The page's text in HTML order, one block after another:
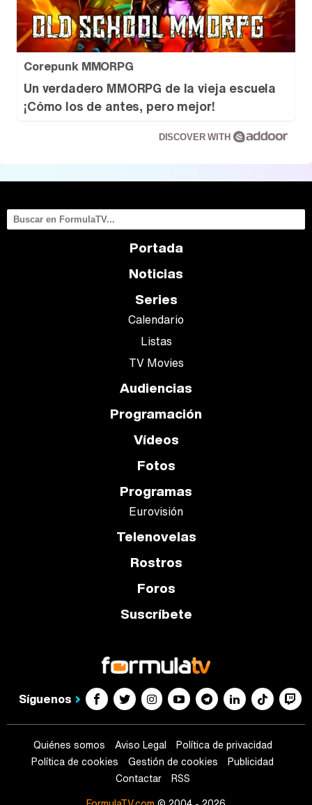
Corepunk MMORPG
Un verdadero MMORPG de la vieja escuela
¡Cómo los de antes, pero mejor!
DISCOVER WITH
Portada
Noticias
Series
Calendario
Listas
TV Movies
Audiencias
Programación
Vídeos
Fotos
Programas
Eurovisión
Telenovelas
Rostros
Foros
Suscríbete
Síguenos
Quiénes somos Aviso Legal
Política de privacidad
Política de cookies
Gestión de cookies
Publicidad
Contactar
RSS